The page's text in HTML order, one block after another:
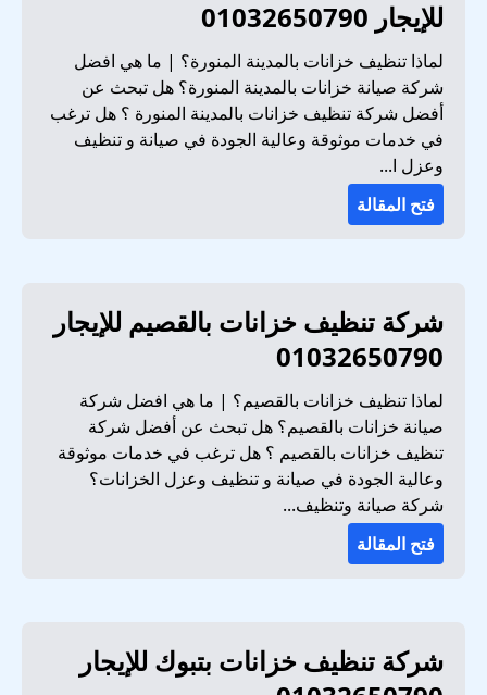
للإيجار 01032650790
لماذا تنظيف خزانات بالمدينة المنورة؟ | ما هي افضل
شركة صيانة خزانات بالمدينة المنورة؟ هل تبحث عن
أفضل شركة تنظيف خزانات بالمدينة المنورة ؟ هل ترغب
في خدمات موثوقة وعالية الجودة في صيانة و تنظيف
وعزل ا...
فتح المقالة
شركة تنظيف خزانات بالقصيم للإيجار
01032650790
لماذا تنظيف خزانات بالقصيم؟ | ما هي افضل شركة
صيانة خزانات بالقصيم؟ هل تبحث عن أفضل شركة
تنظيف خزانات بالقصيم ؟ هل ترغب في خدمات موثوقة
وعالية الجودة في صيانة و تنظيف وعزل الخزانات؟
شركة صيانة وتنظيف...
فتح المقالة
شركة تنظيف خزانات بتبوك للإيجار